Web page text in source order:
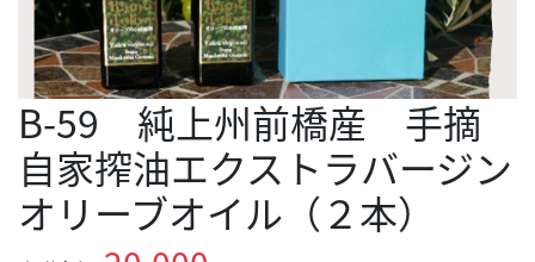
B-59 純上州前橋産 手摘
自家搾油エクストラバージン
オリーブオイル（２本）